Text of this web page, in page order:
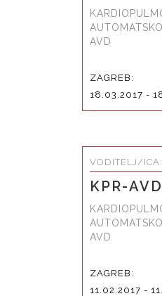
AVD
ZAGREB:
18.03.2017 -
VODITELJ/
KPR-
AVD
ZAGREB:
11.02.2017 -